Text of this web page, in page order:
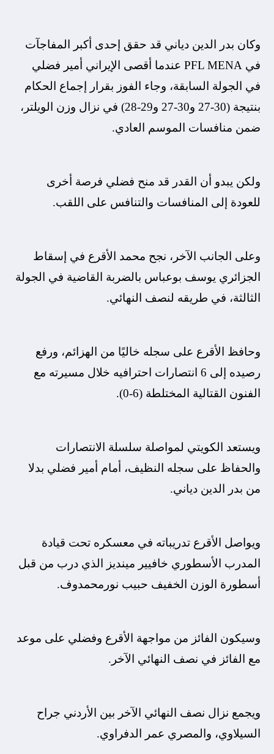
وكان بدر الدين دياني قد حقق إحدى أكبر المفاجآت
في PFL MENA عندما أقصى الإيراني أمير فضلي
في الجولة السابقة، وجاء الفوز بقرار إجماع الحكام
بنتيجة (30-27 و30-27 و29-28) في نزال وزن الويلتر،
ضمن منافسات الموسم العادي.
ولكن يبدو أن القدر قد منح فضلي فرصة أخرى
للعودة إلى المنافسات والتنافس على اللقب.
وعلى الجانب الآخر، نجح محمد الأقرع في إسقاط
الجزائري يوسف بوعباس بالضربة القاضية في الجولة
الثالثة، في طريقه لنصف النهائي.
وحافظ الأقرع على سجله خاليًا من الهزائم، ورفع
رصيده إلى 6 انتصارات احترافيه خلال مسيرته مع
الفنون القتالية المختلطة (6-0).
ويستعد الكويتي لمواصلة سلسلة الانتصارات
والحفاظ على سجله النظيف، أمام أمير فضلي بدلا
من بدر الدين دياني.
ويواصل الأقرع تدريباته في معسكره تحت قيادة
المدرب الأسطوري خافيير مينديز الذي درب من قبل
أسطورة الوزن الخفيف حبيب نورمحمدوف.
وسيكون الفائز من مواجهة الأقرع وفضلي على موعد
مع الفائز في نصف النهائي الآخر.
ويجمع نزال نصف النهائي الآخر بين الأردني جراح
السيلاوي، والمصري عمر الدفراوي.